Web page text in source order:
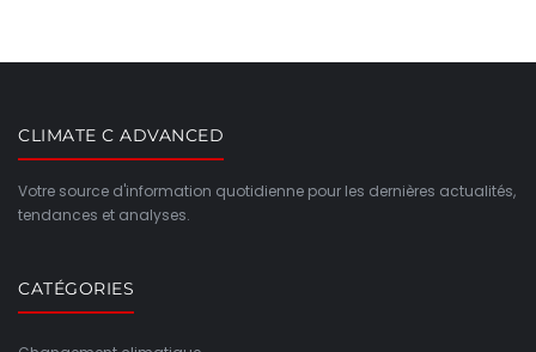
CLIMATE C ADVANCED
Votre source d'information quotidienne pour les dernières actualités,
tendances et analyses.
CATÉGORIES